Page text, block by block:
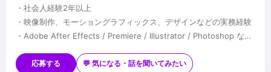
・社会人経験2年以上
・映像制作、モーショングラフィックス、デザインなどの実務経験
・Adobe After Effects / Premiere / Illustrator / Photoshop など
・ポートフォリオの提出が可能な方
・映像ディレクション経験
応募する 💬 気になる・話を聞いてみたい